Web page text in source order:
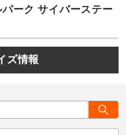
ーク サイバーステー
ズ情報